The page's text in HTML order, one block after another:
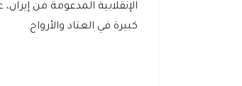
الإنقلابية المدعومة من
كبيرة في العتاد والأرواح.